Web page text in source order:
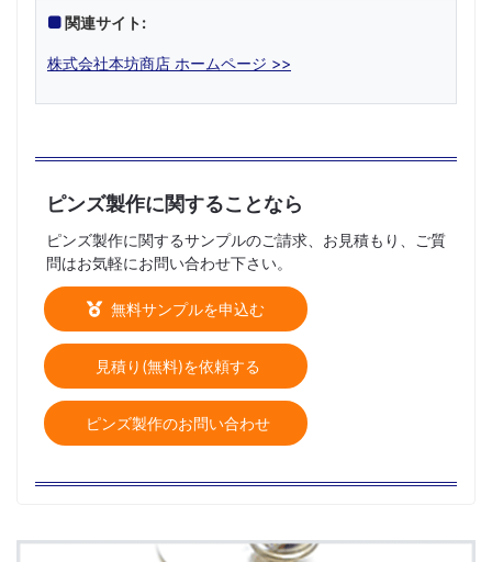
関連サイト:
株式会社本坊商店 ホームページ >>
ピンズ製作に関することなら
ピンズ製作に関するサンプルのご請求、お見積もり、ご質
問はお気軽にお問い合わせ下さい。
無料サンプルを申込む
見積り(無料)を依頼する
ピンズ製作のお問い合わせ